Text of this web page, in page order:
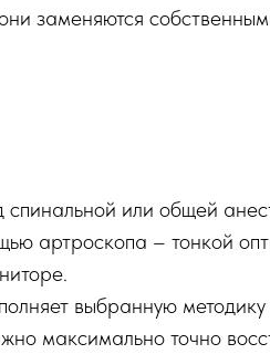
заменяются
или общей
артроскопа – тонкой
выбранную
максимально точно